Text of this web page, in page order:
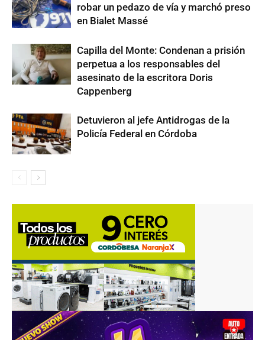
robar un pedazo de vía y marchó preso
en Bialet Massé
Capilla del Monte: Condenan a prisión
perpetua a los responsables del
asesinato de la escritora Doris
Cappenberg
Detuvieron al jefe Antidrogas de la
Policía Federal en Córdoba